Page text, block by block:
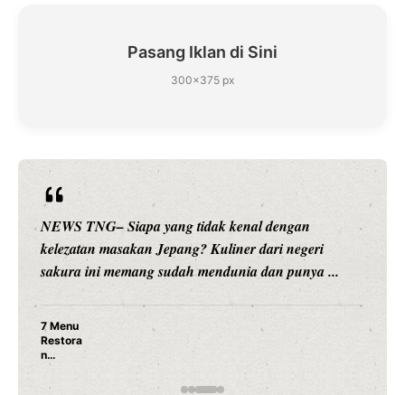
Pasang Iklan di Sini
300×375 px
tidak kenal dengan
Kuliner dari negeri
mendunia dan punya ...
NEWS TNG– Siapa
hiburan, Nunung
merambah dunia
Nunung